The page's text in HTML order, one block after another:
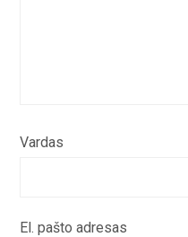
Vardas
El. pašto adresas